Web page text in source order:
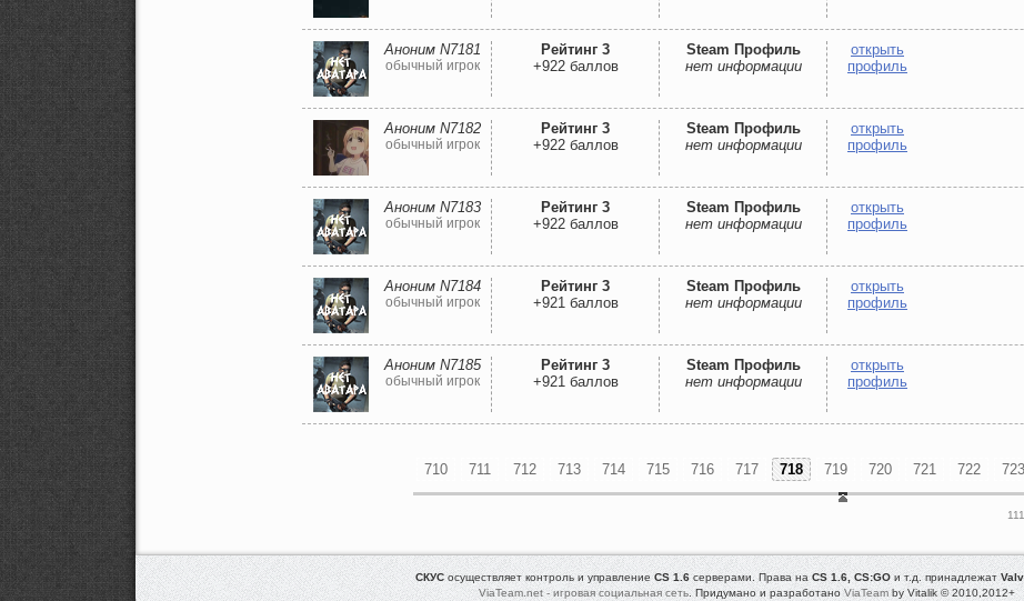
Аноним N7181
обычный игрок
Рейтинг 3
+922 баллов
Steam Профиль
нет информации
открыть
профиль
Аноним N7182
обычный игрок
Рейтинг 3
+922 баллов
Steam Профиль
нет информации
открыть
профиль
Аноним N7183
обычный игрок
Рейтинг 3
+922 баллов
Steam Профиль
нет информации
открыть
профиль
Аноним N7184
обычный игрок
Рейтинг 3
+921 баллов
Steam Профиль
нет информации
открыть
профиль
Аноним N7185
обычный игрок
Рейтинг 3
+921 баллов
Steam Профиль
нет информации
открыть
профиль
710 711 712 713 714 715 716 717 718 719 720 721 722 723
СКУСосуществляет контроль и управлениеCS 1.6серверами. Права наCS 1.6, CS:GOи т.д. принадлежат
ViaTeam.net - игровая социальная сеть. Придумано и разработано ViaTeamby Vitalik © 2010,2012+